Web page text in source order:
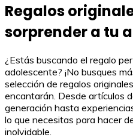
Regalos
sorprender a tu
¿Estás buscando el regalo
adolescente? ¡No busques
selección de regalos
encantarán. Desde artículos
generación hasta
lo que necesitas para hacer
inolvidable.